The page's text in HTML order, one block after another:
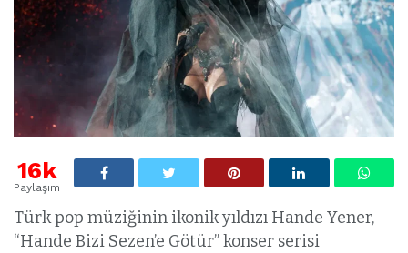
16k
Paylaşım
Türk pop müziğinin ikonik yıldızı Hande Yener,
“Hande Bizi Sezen’e Götür” konser serisi